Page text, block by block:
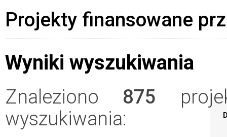
Projekty finansowane
Wyniki wyszukiwania
Znaleziono 875
wyszukiwania: